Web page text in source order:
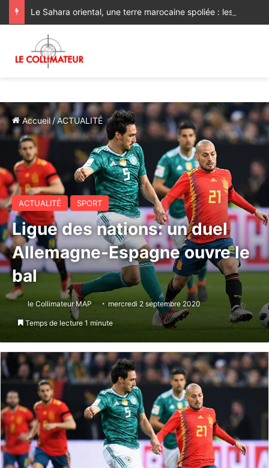
Accueil /ACTUALITÉ
ACTUALITÉ SPORT
Ligue des nations: un duel
Allemagne-Espagne ouvre le
bal
le Collimateur MAP mercredi 2 septembre 2020
Temps de lecture 1 minute